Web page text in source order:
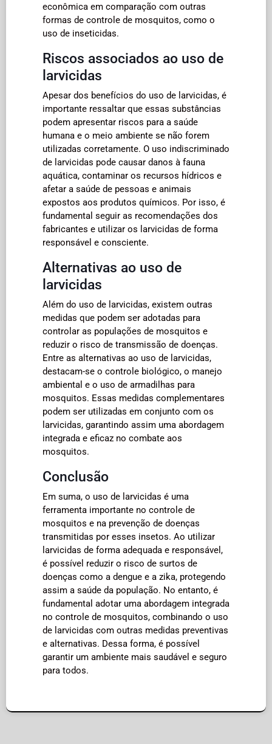
econômica em comparação com outras
formas de controle de mosquitos, como o
uso de inseticidas.
Riscos associados ao uso de
larvicidas
Apesar dos benefícios do uso de larvicidas, é
importante ressaltar que essas substâncias
podem apresentar riscos para a saúde
humana e o meio ambiente se não forem
utilizadas corretamente. O uso indiscriminado
de larvicidas pode causar danos à fauna
aquática, contaminar os recursos hídricos e
afetar a saúde de pessoas e animais
expostos aos produtos químicos. Por isso, é
fundamental seguir as recomendações dos
fabricantes e utilizar os larvicidas de forma
responsável e consciente.
Alternativas ao uso de
larvicidas
Além do uso de larvicidas, existem outras
medidas que podem ser adotadas para
controlar as populações de mosquitos e
reduzir o risco de transmissão de doenças.
Entre as alternativas ao uso de larvicidas,
destacam-se o controle biológico, o manejo
ambiental e o uso de armadilhas para
mosquitos. Essas medidas complementares
podem ser utilizadas em conjunto com os
larvicidas, garantindo assim uma abordagem
integrada e eficaz no combate aos
mosquitos.
Conclusão
Em suma, o uso de larvicidas é uma
ferramenta importante no controle de
mosquitos e na prevenção de doenças
transmitidas por esses insetos. Ao utilizar
larvicidas de forma adequada e responsável,
é possível reduzir o risco de surtos de
doenças como a dengue e a zika, protegendo
assim a saúde da população. No entanto, é
fundamental adotar uma abordagem integrada
no controle de mosquitos, combinando o uso
de larvicidas com outras medidas preventivas
e alternativas. Dessa forma, é possível
garantir um ambiente mais saudável e seguro
para todos.